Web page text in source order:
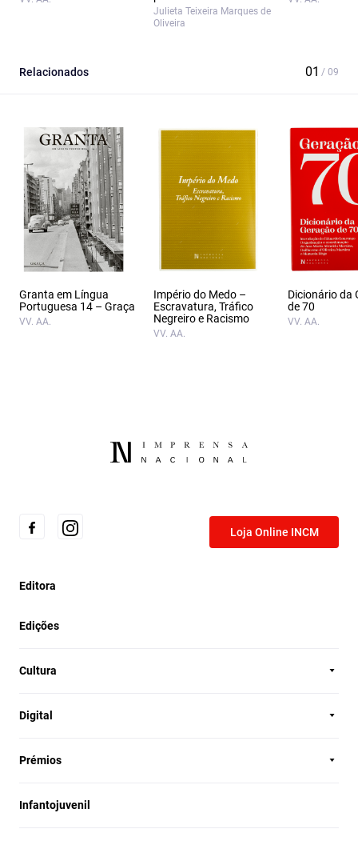
Julieta Teixeira Marques de
Oliveira
Relacionados
Granta em Língua
Portuguesa 14 – Graça
VV. AA.
Império do Medo –
Escravatura, Tráfico
Negreiro e Racismo
VV. AA.
Dicionário da
de 70
VV. AA.
Loja Online INCM
Editora
Edições
Cultura
Digital
Prémios
Infantojuvenil